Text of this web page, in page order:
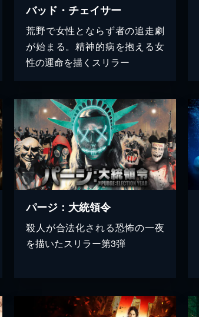
バッド・チェイサー
荒野で女性とならず者の追走劇
が始まる。精神的病を抱える女
性の運命を描くスリラー
パージ：大統領令
殺人が合法化される恐怖の一夜
を描いたスリラー第3弾